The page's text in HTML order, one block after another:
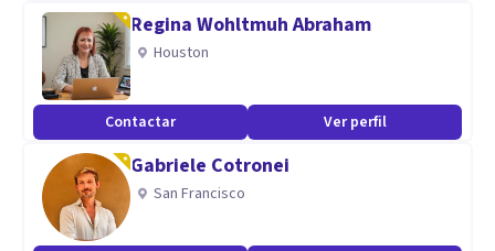
Regina Wohltmuh Abraham
Houston
Contactar Ver perfil
Gabriele Cotronei
San Francisco